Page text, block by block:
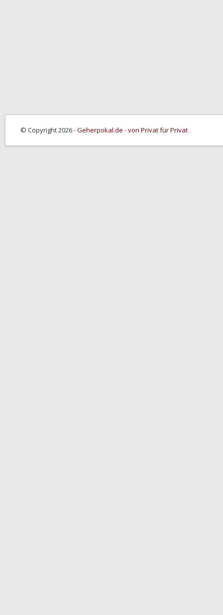
© Copyright 2026 -Geherpokal.de - von Privat für Privat